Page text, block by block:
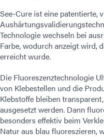
See-Cure ist eine patentierte,
Technologie wechseln bei
Farbe, wodurch anzeigt wird,
erreicht wurde.
Die Fluoreszenztechnologie
von Klebestellen und die
Klebstoffe bleiben
ausgesetzt werden. Dann
besonders effektiv beim
Natur aus blau fluoreszieren,